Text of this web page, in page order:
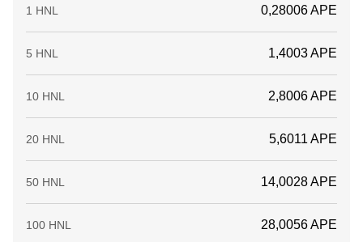
1 HNL 0,28006 APE
5 HNL 1,4003 APE
10 HNL 2,8006 APE
20 HNL 5,6011 APE
50 HNL 14,0028 APE
100 HNL 28,0056 APE